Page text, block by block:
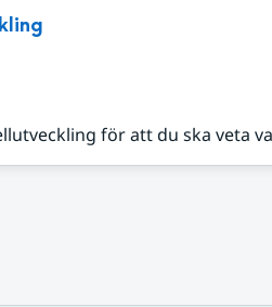
för att du ska veta